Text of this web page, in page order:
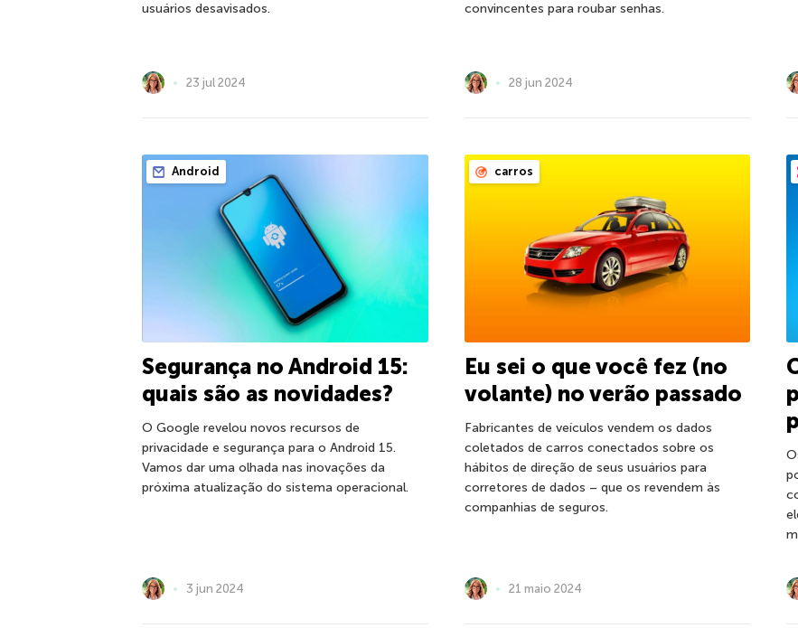
usuários desavisados.
23 jul 2024
convincentes para roubar senhas.
28 jun 2024
Android
Segurança no Android 15:
quais são as novidades?
O Google revelou novos recursos de
privacidade e segurança para o Android 15.
Vamos dar uma olhada nas inovações da
próxima atualização do sistema operacional.
3 jun 2024
carros
Eu sei o que você fez (no
volante) no verão passado
Fabricantes de veículos vendem os dados
coletados de carros conectados sobre os
hábitos de direção de seus usuários para
corretores de dados­ – que os revendem às
companhias de seguros.
21 maio 2024